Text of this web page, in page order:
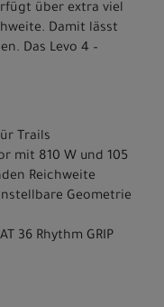
über extra viel
Damit lässt
Das Levo 4 –
Trails
mit 810 W und 105
Reichweite
Geometrie
36 Rhythm GRIP